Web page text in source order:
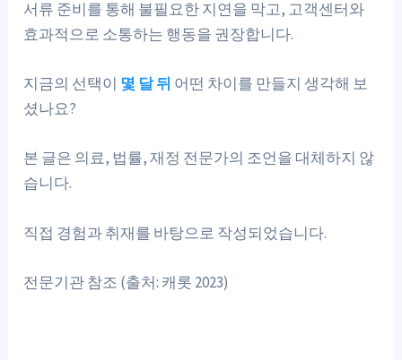
서류 준비를 통해 불필요한 지연을 막고, 고객센터와
효과적으로 소통하는 행동을 권장합니다.
지금의 선택이 몇 달 뒤 어떤 차이를 만들지 생각해 보
셨나요?
본 글은 의료, 법률, 재정 전문가의 조언을 대체하지 않
습니다.
직접 경험과 취재를 바탕으로 작성되었습니다.
전문기관 참조 (출처: 캐롯 2023)